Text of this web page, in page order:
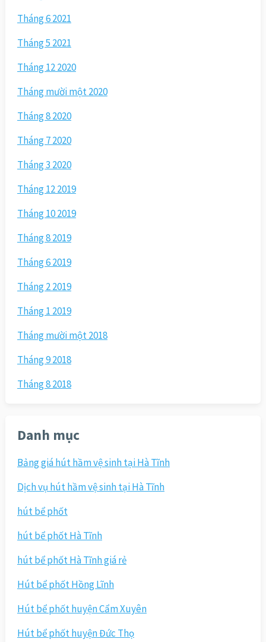
Tháng 6 2021
Tháng 5 2021
Tháng 12 2020
Tháng mười một 2020
Tháng 8 2020
Tháng 7 2020
Tháng 3 2020
Tháng 12 2019
Tháng 10 2019
Tháng 8 2019
Tháng 6 2019
Tháng 2 2019
Tháng 1 2019
Tháng mười một 2018
Tháng 9 2018
Tháng 8 2018
Danh mục
Bảng giá hút hầm vệ sinh tại Hà Tĩnh
Dịch vụ hút hầm vệ sinh tại Hà Tĩnh
hút bể phốt
hút bể phốt Hà Tĩnh
hút bể phốt Hà Tĩnh giá rẻ
Hút bể phốt Hồng Lĩnh
Hút bể phốt huyện Cẩm Xuyên
Hút bể phốt huyện Đức Thọ